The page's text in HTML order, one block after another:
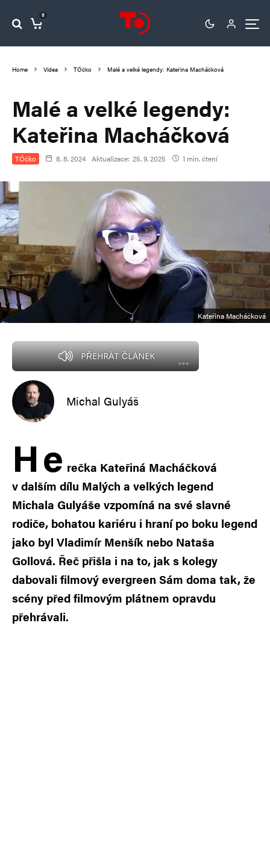
0
Home Videa TÓčko Malé a velké legendy: Kateřina Macháčková
Malé a velké legendy:
Kateřina Macháčková
TÓčko 8. 8. 2024 Aktualizace: 25. 9. 2025 1 min. čtení
Kateřina Macháčková
PŘEHRÁT ČLÁNEK
Michal Gulyáš
He rečka Kateřiná Macháčková
v dalším dílu Malých a velkých legend
Michala Gulyáše vzpomíná na své slavné
rodiče, bohatou kariéru i hraní po boku legend
jako byl Vladimír Menšík nebo Nataša
Gollová. Řeč přišla i na to, jak s kolegy
dabovali filmový evergreen Sám doma tak, že
scény před filmovým plátnem opravdu
přehrávali.